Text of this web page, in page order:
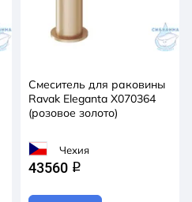
Смеситель для раковины
Ravak Eleganta X070364
(розовое золото)
Чехия
43560 q